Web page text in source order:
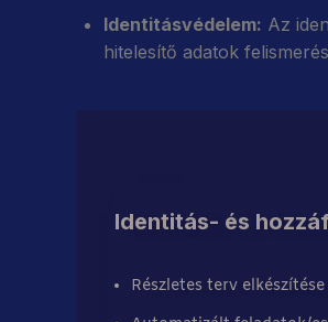
Identitásvédelem: Az
hitelesítő adatok
Identitás- és
Részletes terv elkészítése